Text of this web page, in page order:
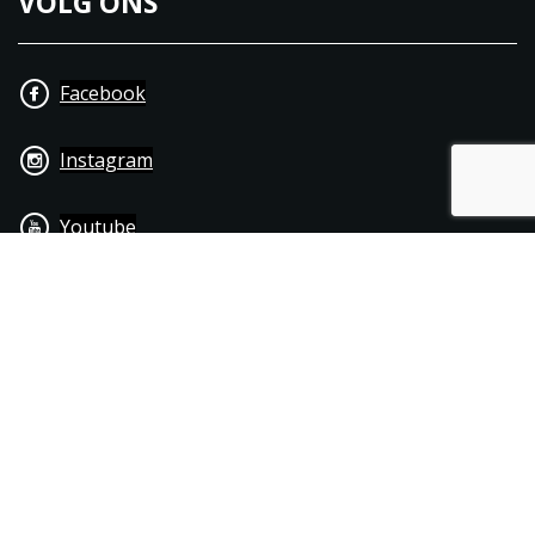
Facebook
Instagram
Youtube